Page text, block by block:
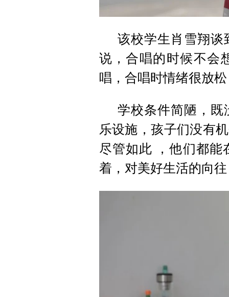
该校学生肖雪翔谈
说，合唱的时候不会
唱，合唱时情绪很放
学校条件简陋，既
乐设施，孩子们没有
尽管如此 ，他们都能
着，对美好生活的向